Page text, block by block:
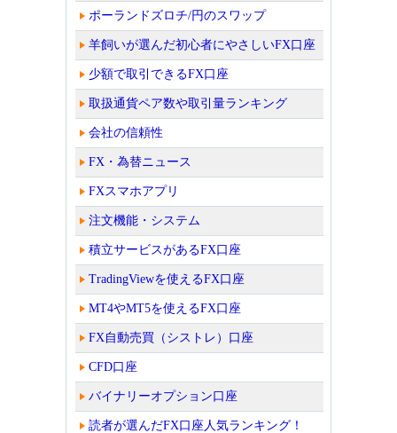
ポーランドズロチ/円のスワップ
羊飼いが選んだ初心者にやさしいFX口座
少額で取引できるFX口座
取扱通貨ペア数や取引量ランキング
会社の信頼性
FX・為替ニュース
FXスマホアプリ
注文機能・システム
積立サービスがあるFX口座
TradingViewを使えるFX口座
MT4やMT5を使えるFX口座
FX自動売買（シストレ）口座
CFD口座
バイナリーオプション口座
読者が選んだFX口座人気ランキング！